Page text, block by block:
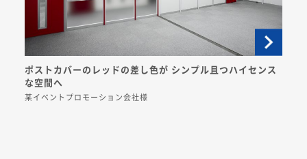
ポストカバーのレッドの差し色が シンプル且つハイセンス
な空間へ
某イベントプロモーション会社様